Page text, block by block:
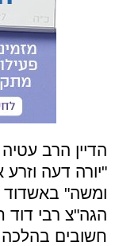
הדיין הרב
"יורה דעה
ומשה" באשדוד
הגה"צ רבי דוד
חשובים